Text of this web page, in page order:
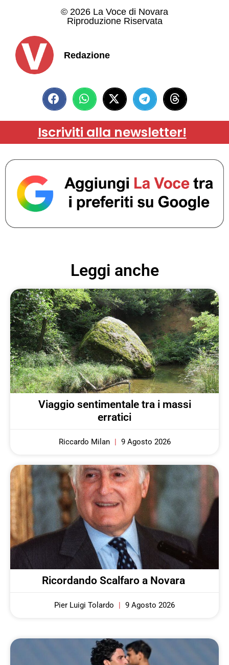
© 2026 La Voce di Novara
Riproduzione Riservata
Redazione
Iscriviti alla newsletter!
Leggi anche
Viaggio sentimentale tra i massi
erratici
Riccardo Milan 9 Agosto 2026
Ricordando Scalfaro a Novara
Pier Luigi Tolardo 9 Agosto 2026